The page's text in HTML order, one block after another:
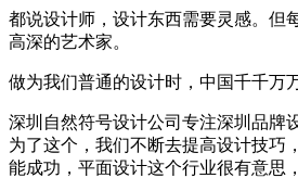
都说设计师，设计东西需要灵感。但
高深的艺术家。
做为我们普通的设计时，中国千千万
深圳自然符号设计公司专注深圳品牌
为了这个，我们不断去提高设计技巧
能成功，平面设计这个行业很有意思